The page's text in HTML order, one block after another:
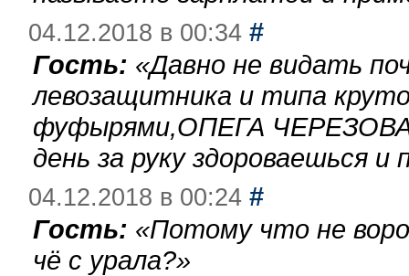
04.12.2018 в 00:34 #
Гость: «Давно не видать
левозащитника и типа
фуфырями,ОПЕГА
день за руку здороваешься
04.12.2018 в 00:24 #
Гость: «Потому что не
чё с урала?»